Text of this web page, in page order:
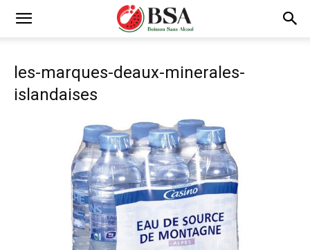
les-marques-deaux-minerales-
islandaises